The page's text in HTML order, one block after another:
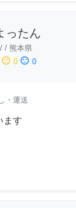
ったん
/ / 熊本県
sentiment_neutral 0 sentiment_dissatisfied 0
・運送
ます